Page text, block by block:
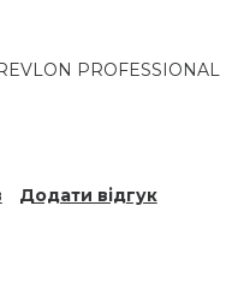
PROFESSIONAL
Додати відгук